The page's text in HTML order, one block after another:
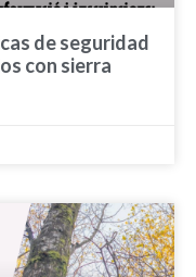
de seguridad
con sierra